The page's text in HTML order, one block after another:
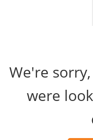
We're
were